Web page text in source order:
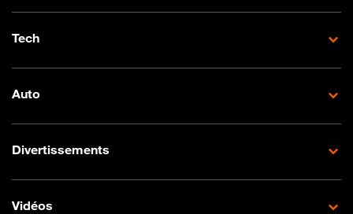
Tech
Auto
Divertissements
Vidéos